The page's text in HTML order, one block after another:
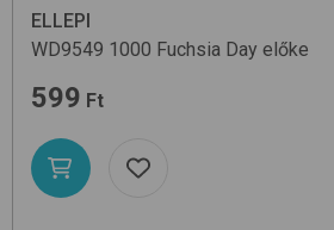
ELLEPI
WD9549 1000 Fuchsia Day előke
599 Ft